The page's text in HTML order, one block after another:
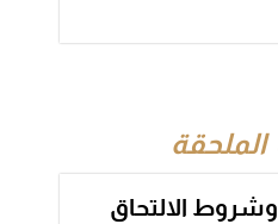
الملحقة
الالتحاق